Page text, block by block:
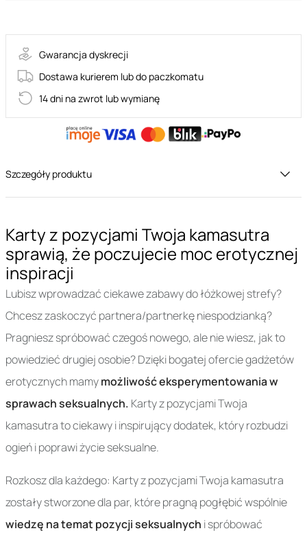
Karty z pozycjami Twoja kamasutra
sprawią, że poczujecie moc erotycznej
inspiracji
Lubisz wprowadzać ciekawe zabawy do łóżkowej strefy?
Chcesz zaskoczyć partnera/partnerkę niespodzianką?
Pragniesz spróbować czegoś nowego, ale nie wiesz, jak to
powiedzieć drugiej osobie? Dzięki bogatej ofercie gadżetów
erotycznych mamymożliwość eksperymentowania w
sprawach seksualnych. Karty z pozycjami Twoja
kamasutra to ciekawy i inspirujący dodatek, który rozbudzi
ogień i poprawi życie seksualne.
Rozkosz dla każdego: Karty z pozycjami Twoja kamasutra
zostały stworzone dla par, które pragną pogłębić wspólnie
wiedzę na temat pozycji seksualnych i spróbować
Gwarancja dyskrecji
Dostawa kurierem lub do paczkomatu
14 dni na zwrot lub wymianę
Szczegóły produktu